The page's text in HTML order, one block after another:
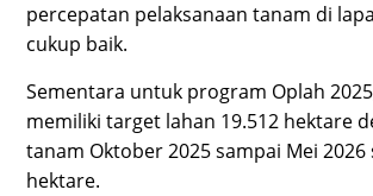
percepatan pelaksanaan tanam di
cukup baik.
Sementara untuk program Oplah
memiliki target lahan 19.512 hektare
tanam Oktober 2025 sampai Mei 2026
hektare.